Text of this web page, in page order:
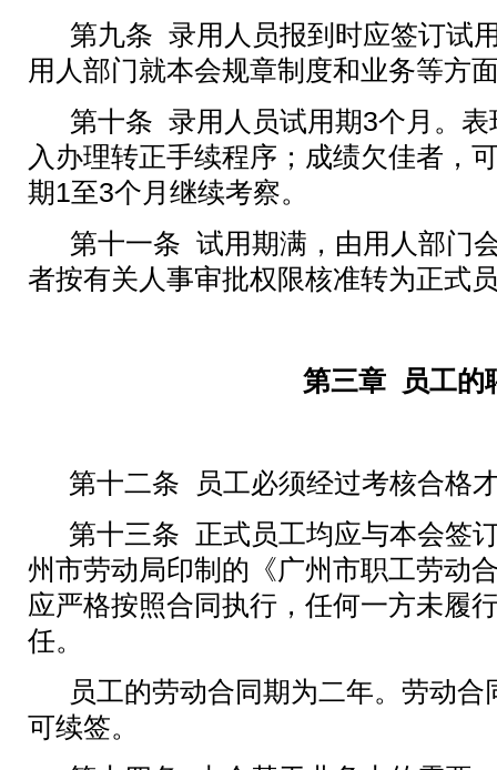
第九条 录用人员报到时应签订试
用人部门就本会规章制度和业务等方
第十条 录用人员试用期3个月。表
入办理转正手续程序；成绩欠佳者，
期1至3个月继续考察。
第十一条 试用期满，由用人部门
者按有关人事审批权限核准转为正式
第三章 员工的
第十二条
员工必须经过考核合格
第十三条 正式员工均应与本会签
州市劳动局印制的《广州市职工劳动
应严格按照合同执行，任何一方未履
任。
员工的劳动合同期为二年。劳动
可续签。